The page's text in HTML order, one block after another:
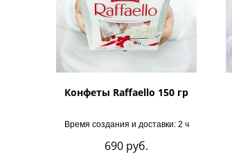
Конфеты Raffaello 150 гр
Время создания и доставки: 2 ч
690 руб.